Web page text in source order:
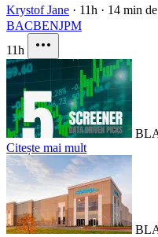
Krystof Jane · 11h · 14 min
BACBENJPM
11h
Citește mai mult